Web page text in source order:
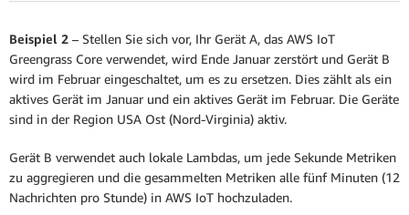
Beispiel 2 – Stellen Sie sich vor, Ihr Gerät A, das AWS IoT
Greengrass Core verwendet, wird Ende Januar zerstört und Gerät B
wird im Februar eingeschaltet, um es zu ersetzen. Dies zählt als ein
aktives Gerät im Januar und ein aktives Gerät im Februar. Die Geräte
sind in der Region USA Ost (Nord-Virginia) aktiv.
Gerät B verwendet auch lokale Lambdas, um jede Sekunde Metriken
zu aggregieren und die gesammelten Metriken alle fünf Minuten (12
Nachrichten pro Stunde) in AWS IoT hochzuladen.